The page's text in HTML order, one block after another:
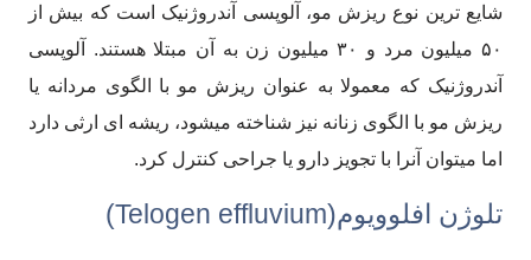
شایع ترین نوع ریزش مو، آلوپسی آندروژنیک است که بیش از
۵۰ میلیون مرد و ۳۰ میلیون زن به آن مبتلا هستند. آلوپسی
آندروژنیک که معمولا به عنوان ریزش مو با الگوی مردانه یا
ریزش مو با الگوی زنانه نیز شناخته میشود،‌ ریشه ای ارثی دارد
اما میتوان آنرا با تجویز دارو یا جراحی کنترل کرد.
تلوژن افلوویوم(Telogen effluvium)